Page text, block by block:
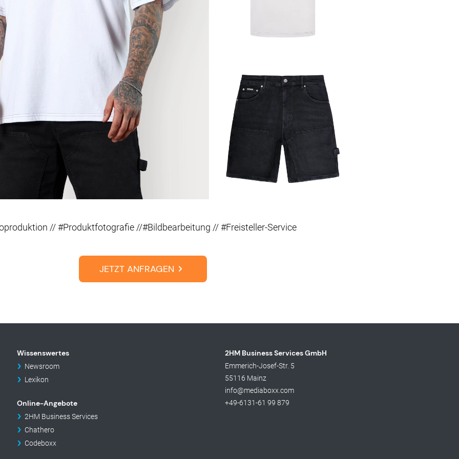
// #Produktfotografie //#Bildbearbeitung // #Freisteller-Service
JETZT ANFRAGEN
Wissenswertes
Newsroom
Lexikon
Online-Angebote
2HM Business Services
Chathero
Codeboxx
2HM Business Services GmbH
Emmerich-Josef-Str. 5
55116 Mainz
info@mediaboxx.com
+49-6131-61 99 879